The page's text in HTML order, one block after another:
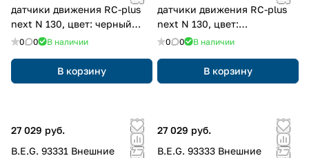
датчики движения RC-plus
next N 130, цвет: черный
матовый, похожий RAL9005
0 0 В наличии
В корзину
датчики движения RC-plus
next N 130, цвет:
коричневый матовый,
0 0 В наличии
В корзину
27 029 руб.
B.E.G. 93331 Внешние
27 029 руб.
B.E.G. 93333 Внешние